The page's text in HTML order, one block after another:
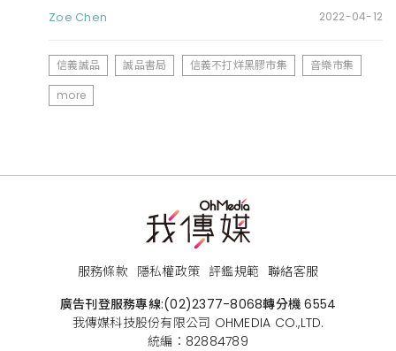
Zoe Chen 2022-04-12
信義誠品 誠品書局 信義不打烊黑膠市集
音樂市集
more
服務條款 隱私權政策 評鑑規範 聯絡客服
廣告刊登服務專線:(02)2377-8068轉分機 6554
我傳媒科技股份有限公司 OHMEDIA CO.,LTD.
統編：82884789